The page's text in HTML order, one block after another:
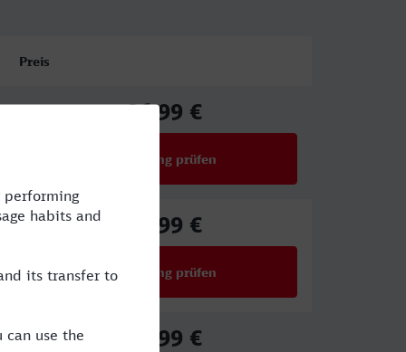
Preis
86,99 €
Verbindung prüfen
89,99 €
Verbindung prüfen
34,99 €